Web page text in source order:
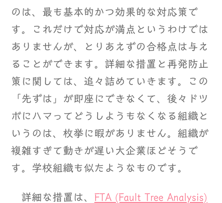
のは、最も基本的かつ効果的な対応策で
す。これだけで対応が満点というわけでは
ありませんが、とりあえずの合格点は与え
ることができます。詳細な措置と再発防止
策に関しては、追々詰めていきます。この
「先ずは」が即座にできなくて、後々ドツ
ボにハマってどうしようもなくなる組織と
いうのは、枚挙に暇がありません。組織が
複雑すぎて動きが遅い大企業ほどそうで
す。学校組織も似たようなものです。
詳細な措置は、 FTA (Fault Tree Analysis)